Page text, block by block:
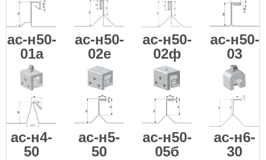
ас-н50-
01а
ас-н50-
02е
ас-н50-
02ф
ас-н50-
03
ас-н4-
50
ас-н5-
50
ас-н50-
05б
ас-н6-
30